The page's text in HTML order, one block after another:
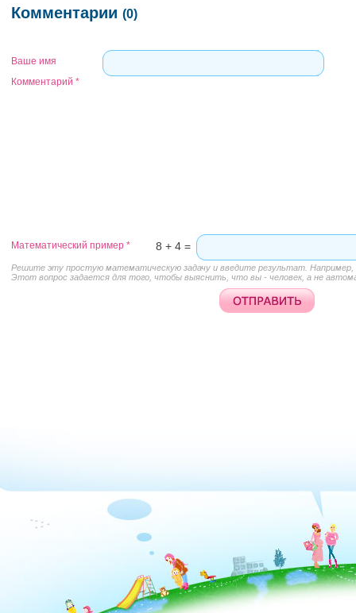
Комментарии (0)
Ваше имя
Комментарий *
Этот вопрос задается для того, чтобы выяснить, что вы - человек, а не
Математический пример * 8 + 4 =
Решите эту простую математическую задачу и введите результат. Например,